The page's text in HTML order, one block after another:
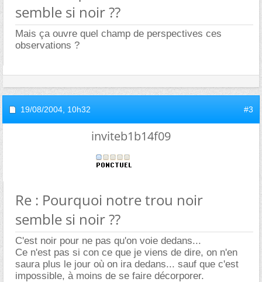
semble si noir ??
Mais ça ouvre quel champ de perspectives ces
observations ?
19/08/2004, 10h32 #3
inviteb1b14f09
Re : Pourquoi notre trou noir
semble si noir ??
C'est noir pour ne pas qu'on voie dedans...
Ce n'est pas si con ce que je viens de dire, on n'en
saura plus le jour où on ira dedans... sauf que c'est
impossible, à moins de se faire décorporer.